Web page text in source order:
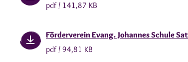
pdf / 141,87 KB
Förderverein Evang. Johannes Schule
pdf / 94,81 KB